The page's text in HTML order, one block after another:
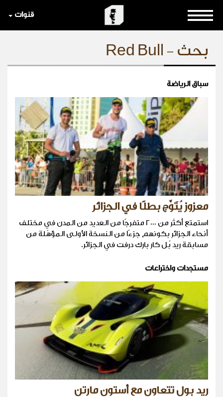
قنوات
بحث - Red Bull
سباق الرياضة
معزوز يُتَوَّج بطلًا في الجزائر
استمتع أكثر من ٢٠٠٠ متفرجًا من العديد من المدن في مختلف
أنحاء الجزائر بكونهم جزءًا من النسخة الأولى المؤهّلة من
مسابقة ريد بُل كار بارك درفت في الجزائر.
مستجدات واختراعات
ريد بول تتعاون مع أستون مارتن